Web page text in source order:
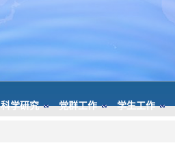
学研究 党群工作 学生工作